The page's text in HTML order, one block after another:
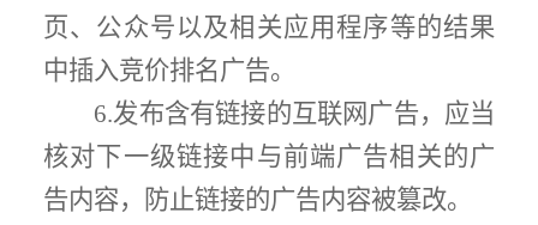
页、公众号以及相关应用程序等的结果
中插入竞价排名 广告。
6.发布含有链接的互联网广告，应当
核对下一级链接中与前端广告相关的广
告内容，防止链接的广告内容被篡改。